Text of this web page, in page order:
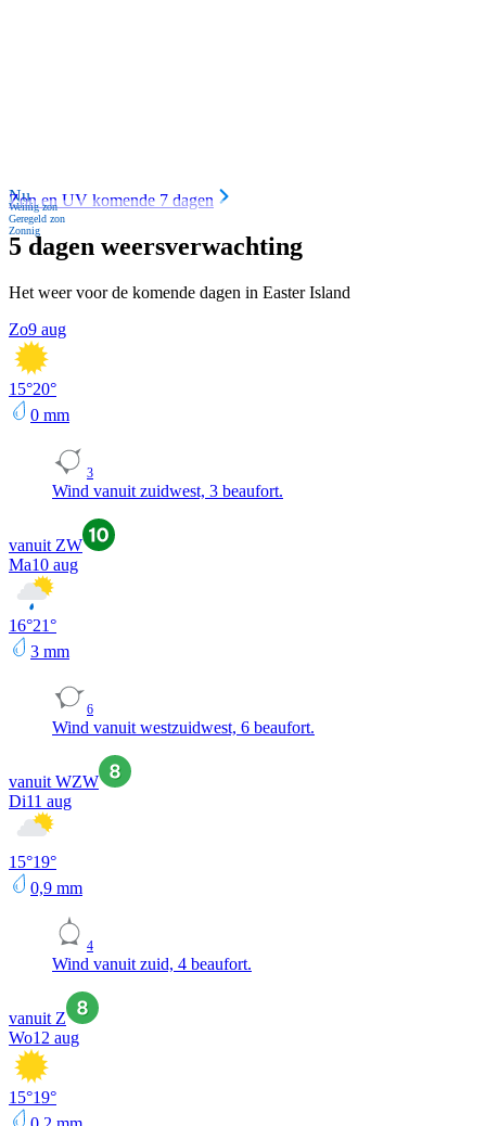
Nu
Weinig zon
Geregeld zon
Zonnig
Zon en UV komende 7 dagen
5 dagen weersverwachting
Het weer voor de komende dagen in Easter Island
Zo9 aug
15°20°
0 mm
3
Wind vanuit zuidwest, 3 beaufort.
vanuit ZW
Ma10 aug
16°21°
3 mm
6
Wind vanuit westzuidwest, 6 beaufort.
vanuit WZW
Di11 aug
15°19°
0,9 mm
4
Wind vanuit zuid, 4 beaufort.
vanuit Z
Wo12 aug
15°19°